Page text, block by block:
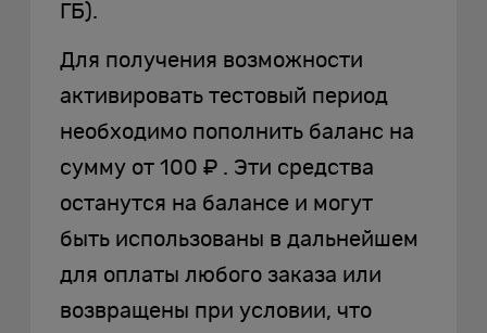
ГБ).
Для получения возможности
активировать тестовый период
необходимо пополнить баланс на
сумму от 100 ₽ . Эти средства
останутся на балансе и могут
быть использованы в дальнейшем
для оплаты любого заказа или
возвращены при условии, что